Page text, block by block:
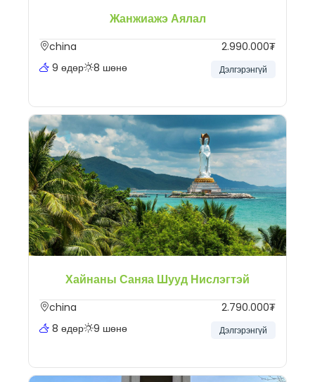
Жанжиажэ Аялал
china
9 өдөр
8 шөнө
2.990.000₮
Дэлгэрэнгүй
Хайнаны Саняа Шууд Нислэгтэй
china
8 өдөр
9 шөнө
2.790.000₮
Дэлгэрэнгүй